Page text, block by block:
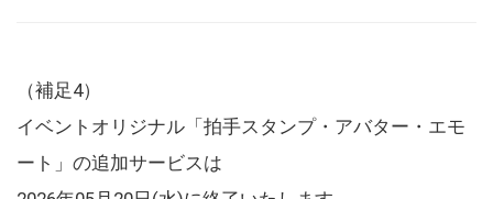
（補足4）
イベントオリジナル「拍手スタンプ・アバター・エモ
ート」の追加サービスは